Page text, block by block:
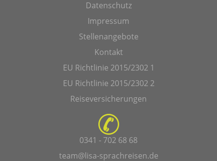
Datenschutz
Impressum
Stellenangebote
Kontakt
EU Richtlinie 2015/2302 1
EU Richtlinie 2015/2302 2
Reiseversicherungen
0341 - 702 68 68
team@lisa-sprachreisen.de